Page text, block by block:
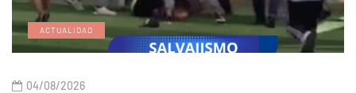
ACTUALIDAD
04/08/2026